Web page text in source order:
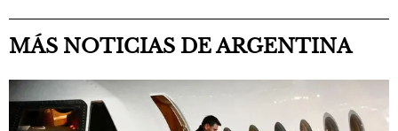
MÁS NOTICIAS DE ARGENTINA